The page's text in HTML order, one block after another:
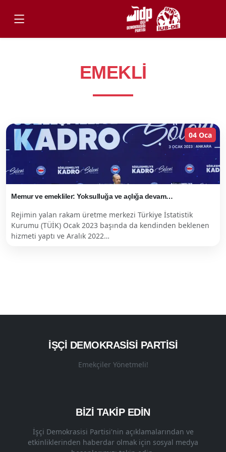
EMEKLI
04 Oca
Memur ve emekliler: Yoksulluğa ve açlığa devam…
Rejimin yalan rakam üretme merkezi Türkiye İstatistik
Kurumu (TÜİK) Ocak 2023 başında da kendinden beklenen
hizmeti yaptı ve Aralık 2022…
İŞÇI DEMOKRASISI PARTISI
Emekçiler Yönetmeli!
BİZİ TAKİP EDİN
İşçi Demokrasisi Partisi'nin açıklamalarından ve
etkinliklerinden haberdar olmak için sosyal medya